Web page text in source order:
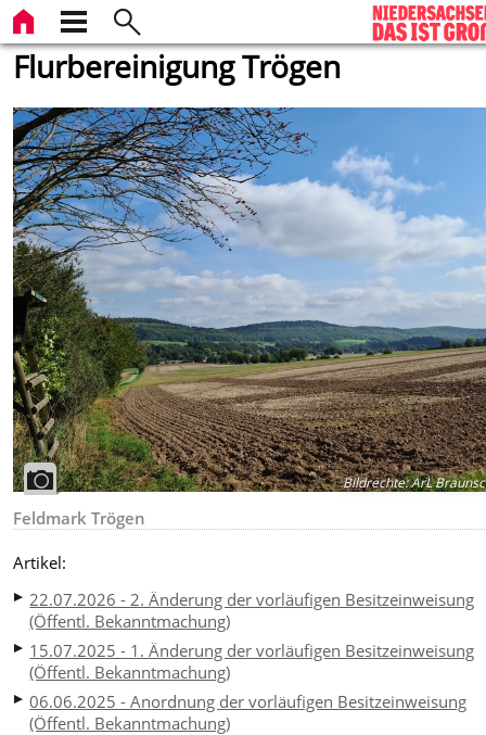
Flurbereinigung Trögen
Bildrechte:ArL
Feldmark Trögen
Artikel:
22.07.2026 - 2. Änderung der vorläufigen Besitzeinweisung
(Öffentl. Bekanntmachung)
15.07.2025 - 1. Änderung der vorläufigen Besitzeinweisung
(Öffentl. Bekanntmachung)
06.06.2025 - Anordnung der vorläufigen Besitzeinweisung
(Öffentl. Bekanntmachung)